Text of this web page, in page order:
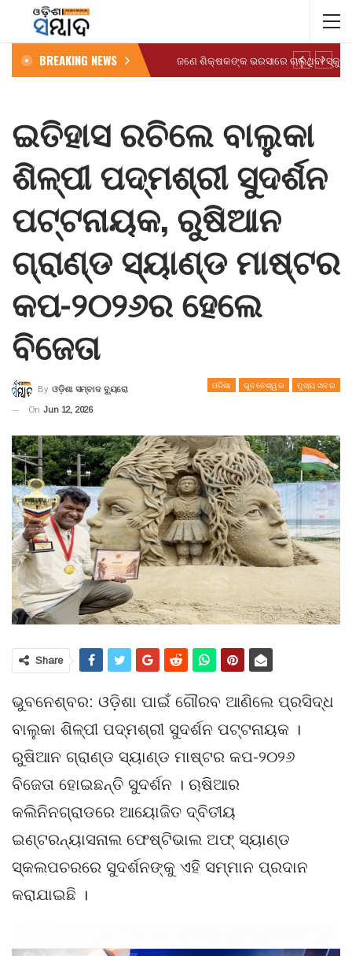
BREAKING NEWS
ଇତିହାସ ରଚିଲେ ବାଲୁକା
ଶିଳ୍ପୀ ପଦ୍ମଶ୍ରୀ ସୁଦର୍ଶନ
ପଟ୍ଟନାୟକ, ରୁଷିଆନ
ଗ୍ରାଣ୍ଡ ସ୍ୟାଣ୍ଡ ମାଷ୍ଟର
କପ-୨୦୨୬ର ହେଲେ
ବିଜେତା
ଓଡିଶା ଭୁବନେଶ୍ୱର ମୁଖ୍ୟ ଖବର
By ଓଡ଼ିଶା ସମ୍ବାଦ ବ୍ୟୁରୋ
On Jun 12, 2026
Share
ଭୁବନେଶ୍ବର: ଓଡ଼ିଶା ପାଇଁ ଗୌରବ ଆଣିଲେ ପ୍ରସିଦ୍ଧ
ବାଲୁକା ଶିଳ୍ପୀ ପଦ୍ମଶ୍ରୀ ସୁଦର୍ଶନ ପଟ୍ଟନାୟକ ।
ରୁଷିଆନ ଗ୍ରାଣ୍ଡ ସ୍ୟାଣ୍ଡ ମାଷ୍ଟର କପ-୨୦୨୬
ବିଜେତା ହୋଇଛନ୍ତି ସୁଦର୍ଶନ । ଋଷିଆର
କଲିନିନଗ୍ରାଡରେ ଆୟୋଜିତ ଦ୍ବିତୀୟ
ଇଣ୍ଟରନ୍ୟାସନାଲ ଫେଷ୍ଟିଭାଲ ଅଫ୍ ସ୍ୟାଣ୍ଡ
ସ୍କଲପଚରରେ ସୁଦର୍ଶନଙ୍କୁ ଏହି ସମ୍ମାନ ପ୍ରଦାନ
କରାଯାଇଛି ।